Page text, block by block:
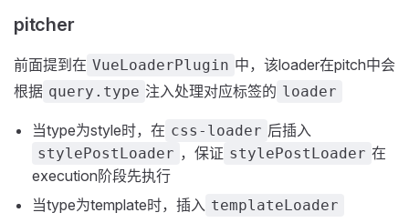
pitcher
前面提到在 VueLoaderPlugin 中，该loader在pitch中会
根据 query.type 注入处理对应标签的 loader
当type为style时，在 css-loader 后插入
stylePostLoader ，保证 stylePostLoader 在
execution阶段先执行
当type为template时，插入 templateLoader